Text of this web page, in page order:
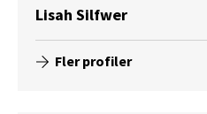
Lisah Silfwer
Fler profiler